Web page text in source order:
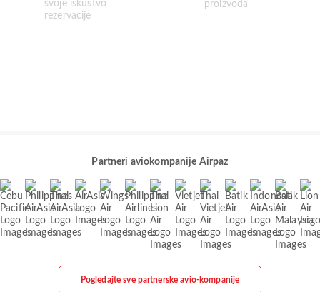
Partneri aviokompanije Airpaz
Pogledajte sve partnerske avio-kompanije